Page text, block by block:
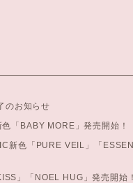
のお知らせ
「BABY MORE」発売開始！
新色「PURE VEIL」「
」「NOEL HUG」発売開始！